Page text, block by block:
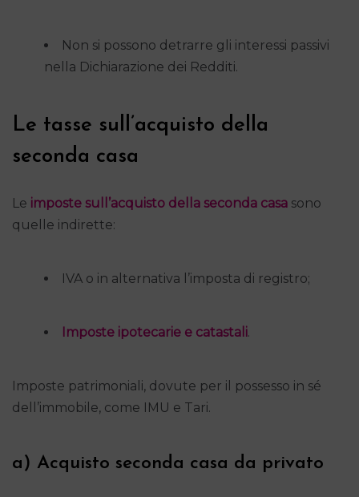
Non si possono detrarre gli interessi passivi
nella Dichiarazione dei Redditi.
Le tasse sull’acquisto della
seconda casa
Le imposte sull’acquisto della seconda casa sono
quelle indirette:
IVA o in alternativa l’imposta di registro;
Imposte ipotecarie e catastali.
Imposte patrimoniali, dovute per il possesso in sé
dell’immobile, come IMU e Tari.
a) Acquisto seconda casa da privato